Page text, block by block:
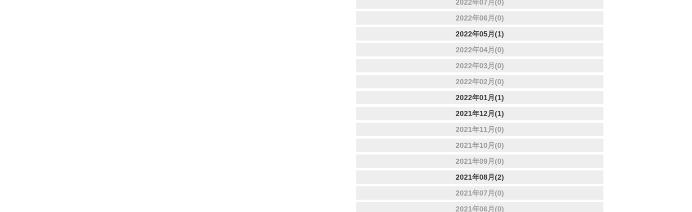
2022年07月(0)
2022年06月(0)
2022年05月(1)
2022年04月(0)
2022年03月(0)
2022年02月(0)
2022年01月(1)
2021年12月(1)
2021年11月(0)
2021年10月(0)
2021年09月(0)
2021年08月(2)
2021年07月(0)
2021年06月(0)